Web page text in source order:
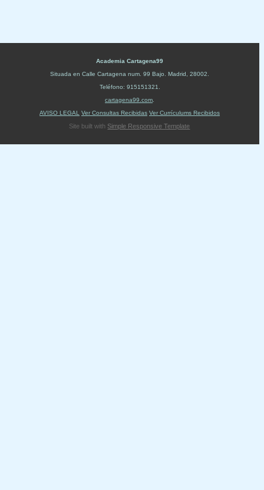
Academia Cartagena99
Situada en Calle Cartagena num. 99 Bajo Madrid 28002
Teléfono: 915151321
cartagena99.com
AVISO LEGAL
Ver Consultas Recibidas Ver Currículums Recibidos
Site built with Simple Responsive Template